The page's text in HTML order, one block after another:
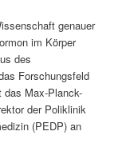
genauer
im Körper
des
Forschungsfeld
das Max-Planck-
der Poliklinik
(PEDP) an